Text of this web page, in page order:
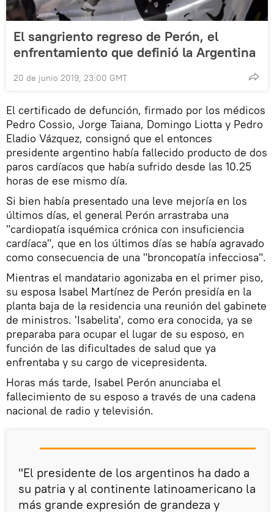
El sangriento regreso de Perón, el
enfrentamiento que definió la Argentina
20 de junio 2019, 23:00 GMT
El certificado de defunción, firmado por los médicos
Pedro Cossio, Jorge Taiana, Domingo Liotta y Pedro
Eladio Vázquez, consignó que el entonces
presidente argentino había fallecido producto de dos
paros cardíacos que había sufrido desde las 10.25
horas de ese mismo día.
Si bien había presentado una leve mejoría en los
últimos días, el general Perón arrastraba una
"cardiopatía isquémica crónica con insuficiencia
cardíaca", que en los últimos días se había agravado
como consecuencia de una "broncopatía infecciosa".
Mientras el mandatario agonizaba en el primer piso,
su esposa Isabel Martínez de Perón presidía en la
planta baja de la residencia una reunión del gabinete
de ministros. 'Isabelita', como era conocida, ya se
preparaba para ocupar el lugar de su esposo, en
función de las dificultades de salud que ya
enfrentaba y su cargo de vicepresidenta.
Horas más tarde, Isabel Perón anunciaba el
fallecimiento de su esposo a través de una cadena
nacional de radio y televisión.
"El presidente de los argentinos ha dado a
su patria y al continente latinoamericano la
más grande expresión de grandeza y